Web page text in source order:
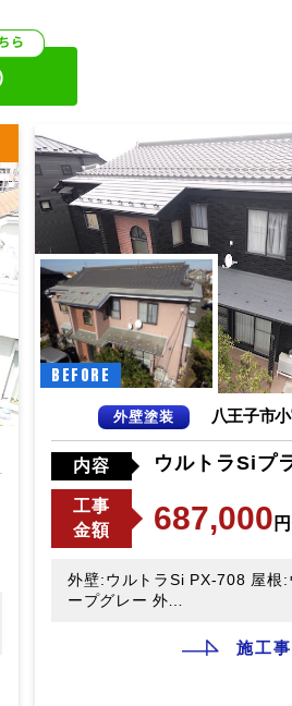
BEFORE
外壁塗装 八王子市
内容 ウルトラSiプ
工事
金額
687,000
外壁:ウルトラSi PX-708 屋根:
ープグレー 外…
施工